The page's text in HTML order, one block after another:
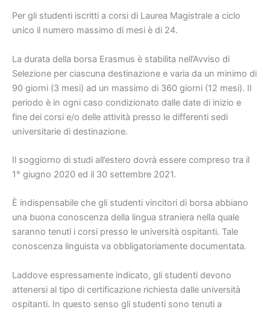
Per gli studenti iscritti a corsi di Laurea Magistrale a ciclo
unico il numero massimo di mesi è di 24.
La durata della borsa Erasmus è stabilita nell’Avviso di
Selezione per ciascuna destinazione e varia da un minimo di
90 giorni (3 mesi) ad un massimo di 360 giorni (12 mesi). Il
periodo è in ogni caso condizionato dalle date di inizio e
fine dei corsi e/o delle attività presso le differenti sedi
universitarie di destinazione.
Il soggiorno di studi all’estero dovrà essere compreso tra il
1° giugno 2020 ed il 30 settembre 2021.
È indispensabile che gli studenti vincitori di borsa abbiano
una buona conoscenza della lingua straniera nella quale
saranno tenuti i corsi presso le università ospitanti. Tale
conoscenza linguista va obbligatoriamente documentata.
Laddove espressamente indicato, gli studenti devono
attenersi al tipo di certificazione richiesta dalle università
ospitanti. In questo senso gli studenti sono tenuti a